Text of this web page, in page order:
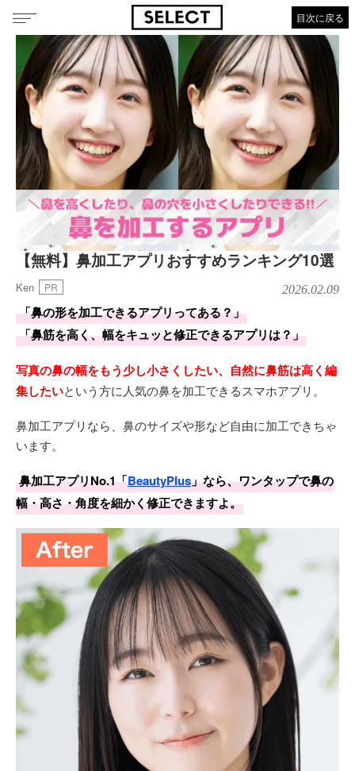
目次に戻る
【無料】鼻加工アプリおすすめランキング10選
Ken PR 2026.02.09
「鼻の形を加工できるアプリってある？」
「鼻筋を高く、幅をキュッと修正できるアプリは？」
写真の鼻の幅をもう少し小さくしたい、自然に鼻筋は高く編
集したいという方に人気の鼻を加工できるスマホアプリ。
鼻加工アプリなら、鼻のサイズや形など自由に加工できちゃ
います。
鼻加工アプリNo.1「BeautyPlus」なら、ワンタップで鼻の
幅・高さ・角度を細かく修正できますよ。